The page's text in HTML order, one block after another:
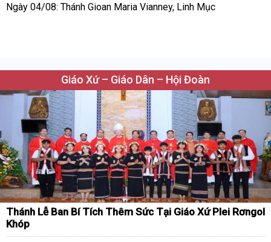
Ngày 04/08: Thánh Gioan Maria Vianney, Linh Mục
Giáo Xứ – Giáo Dân – Hội Đoàn
Thánh Lễ Ban Bí Tích Thêm Sức Tại Giáo Xứ Plei Rơngol
Khóp